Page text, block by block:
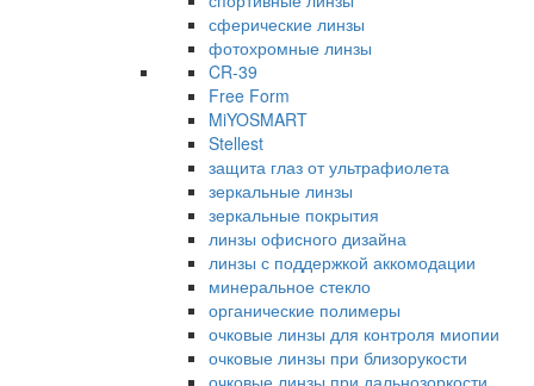
сферические линзы
фотохромные линзы
CR-39
Free Form
MiYOSMART
Stellest
защита глаз от ультрафиолета
зеркальные линзы
зеркальные покрытия
линзы офисного дизайна
линзы с поддержкой аккомодации
минеральное стекло
органические полимеры
очковые линзы для контроля миопии
очковые линзы при близорукости